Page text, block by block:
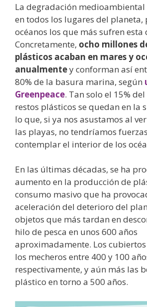
La degradación medioambiental
en todos los lugares del planeta,
océanos los que más sufren esta
Concretamente, ocho millones
plásticos acaban en mares y
anualmentey conforman así
80% de la basura marina, según
Greenpeace. Tan solo el 15%
restos plásticos se quedan en la
lo que, si ya nos asustamos al
las playas, no tendríamos
contemplar el interior de los
En las últimas décadas, se ha
aumento en la producción de
consumo masivo que ha
aceleración del deterioro del
objetos que más tardan en
hilo de pesca en unos 600 años
aproximadamente. Los
los mecheros entre 400 y 100
respectivamente, y aún más las
plástico en torno a 500 años.